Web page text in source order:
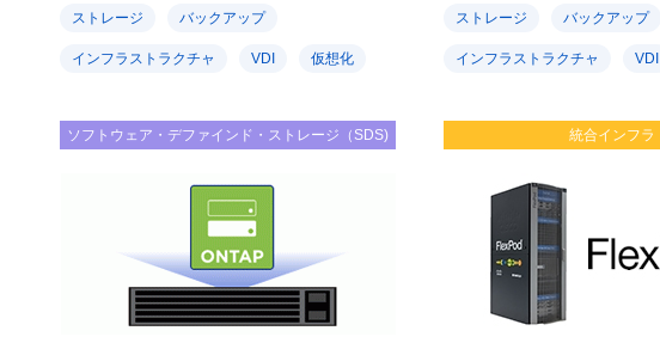
ストレージ バックアップ
インフラストラクチャ VDI 仮想化
ストレージ バックアップ
インフラストラクチャ VDI
ソフトウェア・デファインド・ストレージ（SDS) 統合インフラ